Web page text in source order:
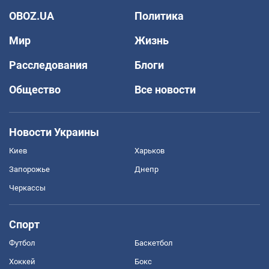
OBOZ.UA
Политика
Мир
Жизнь
Расследования
Блоги
Общество
Все новости
Новости Украины
Киев Харьков
Запорожье Днепр
Черкассы
Спорт
Футбол Баскетбол
Хоккей Бокс